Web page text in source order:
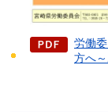
労働
方へ